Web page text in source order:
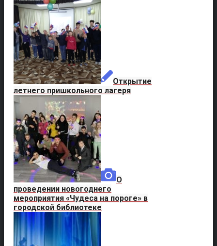
Открытие
летнего пришкольного лагеря
О
проведении новогоднего
мероприятия «Чудеса на пороге» в
городской библиотеке